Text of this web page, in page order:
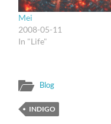
Mei
2008-05-11
In "Life"
Blog
INDIGO